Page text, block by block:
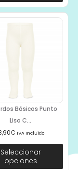
Básicos Punto
Liso C...
€ IVA Incluido
Seleccionar
opciones